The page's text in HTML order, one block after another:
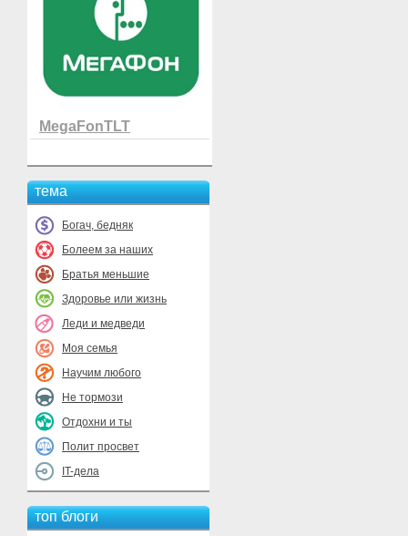
MegaFonTLT
тема
Богач, бедняк
Болеем за наших
Братья меньшие
Здоровье или жизнь
Леди и медведи
Моя семья
Научим любого
Не тормози
Отдохни и ты
Полит просвет
IT-дела
топ блоги